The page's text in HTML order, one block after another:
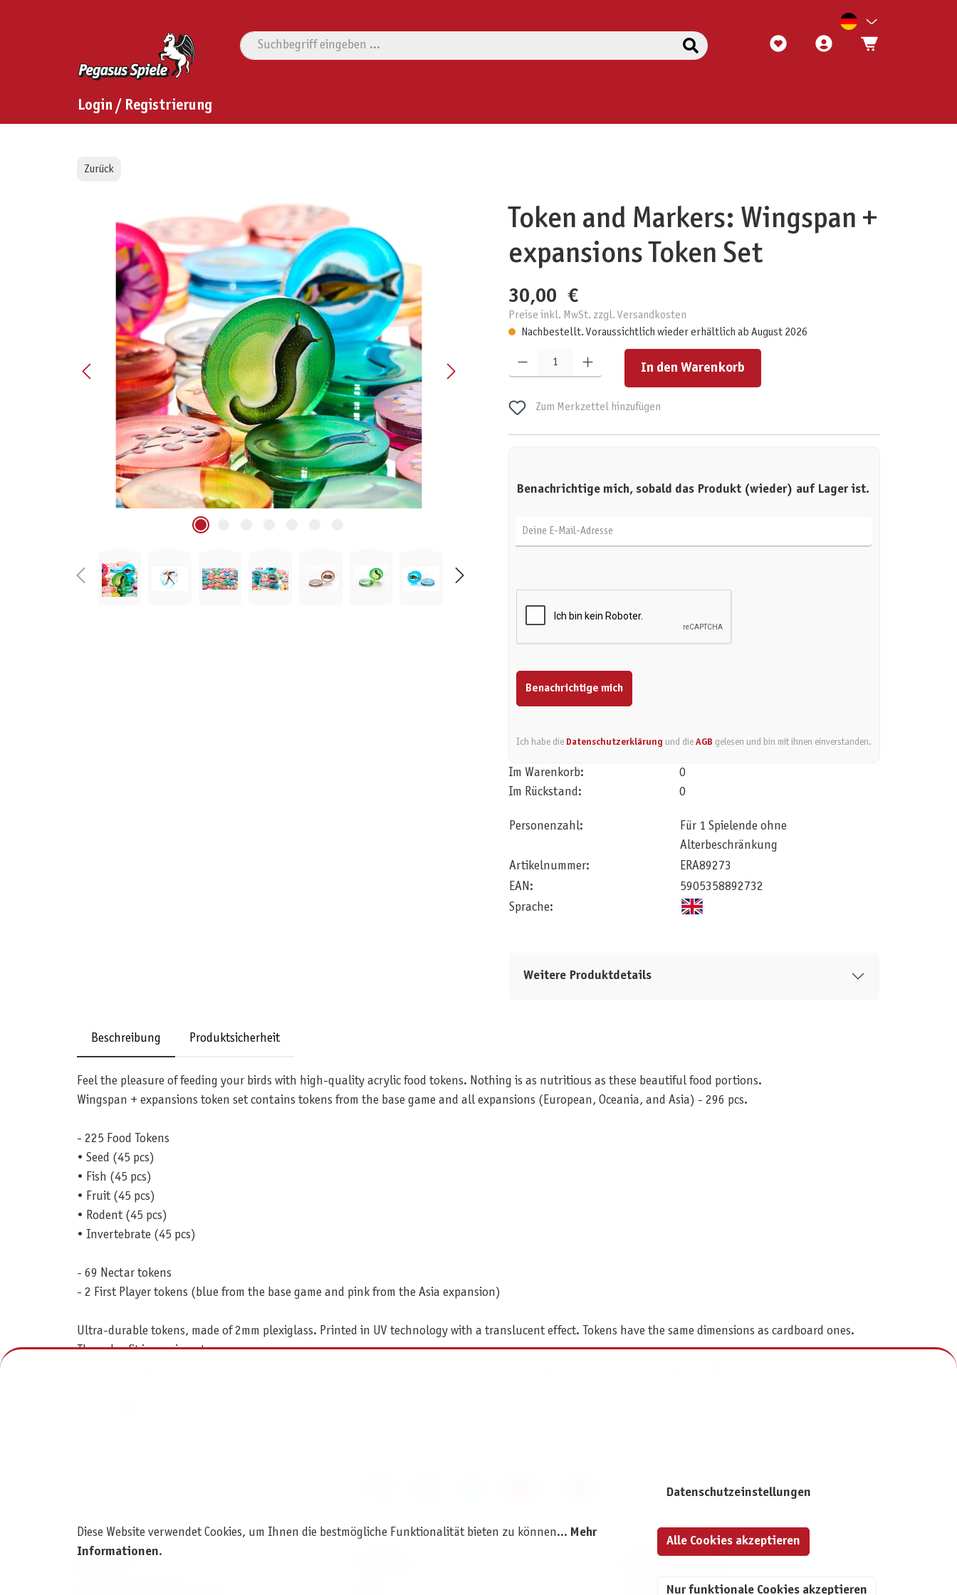
Login / Registrierung
Zurück
Token and Markers: Wingspan +
expansions Token Set
30,00 €
Preise inkl. MwSt. zzgl. Versandkosten
Nachbestellt. Voraussichtlich wieder erhältlich ab August 2026
Produkt Anzahl: Gib den gewünschten Wert ein oder benutze die Schaltflächen um die Anzahl zu erhöhen oder zu reduzieren.
In den Warenkorb
Zum Merkzettel hinzufügen
Benachrichtige mich, sobald das Produkt (wieder) auf Lager ist.
Benachrichtige mich
Ich habe die Datenschutzerklärung und dieAGB gelesen und bin mit ihnen einverstanden.
Im Warenkorb:
0
Im Rückstand:
0
Personenzahl:
Für 1 Spielende ohne
Alterbeschränkung
Artikelnummer:
ERA89273
EAN:
5905358892732
Sprache:
Weitere Produktdetails
Beschreibung Produktsicherheit
Feel the pleasure of feeding your birds with high-quality acrylic food tokens. Nothing is as nutritious as these beautiful food portions.
Wingspan + expansions token set contains tokens from the base game and all expansions (European, Oceania, and Asia) - 296 pcs.
- 225 Food Tokens
• Seed (45 pcs)
• Fish (45 pcs)
• Fruit (45 pcs)
• Rodent (45 pcs)
• Invertebrate (45 pcs)
- 69 Nectar tokens
- 2 First Player tokens (blue from the base game and pink from the Asia expansion)
Ultra-durable tokens, made of 2mm plexiglass. Printed in UV technology with a translucent effect. Tokens have the same dimensions as cardboard ones.
They also fit in our insert.
Impressum
Diese Website verwendet Cookies, um Ihnen die bestmögliche Funktionalität bieten zu können... Mehr
Informationen.
Datenschutzeinstellungen
Nur funktionale Cookies akzeptieren
Alle Cookies akzeptieren